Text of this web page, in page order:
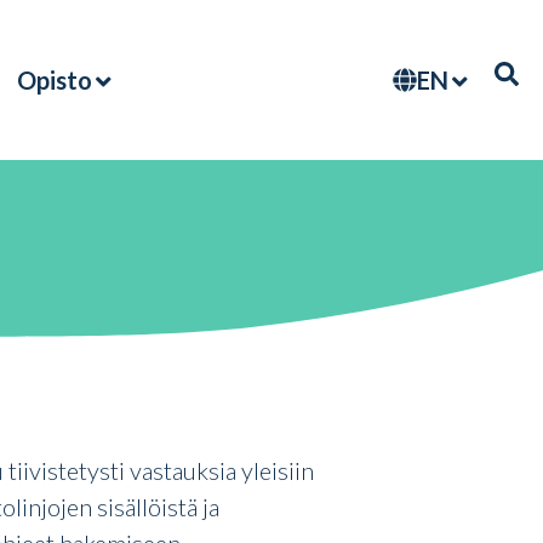
EN
Opisto
tiivistetysti vastauksia yleisiin
sisällöistä ja